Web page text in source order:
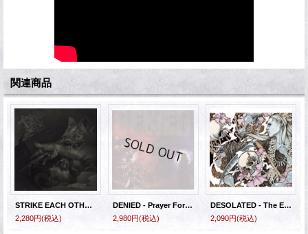
関連商品
STRIKE EACH OTHER - Sentence [CD]
2,280円(税込)
DENIED - Prayer For The Enemy [CD]
2,980円(税込)
DESOLATED - The End [CD]
2,090円(税込)